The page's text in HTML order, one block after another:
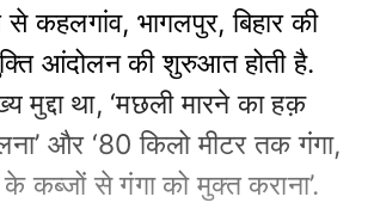
कहलगांव, भागलपुर, बिहार की
आंदोलन की शुरुआत होती है.
मुद्दा था, ‘मछली मारने का हक़
और ‘80 किलो मीटर तक गंगा,
के कब्जों से गंगा को मुक्त कराना’.